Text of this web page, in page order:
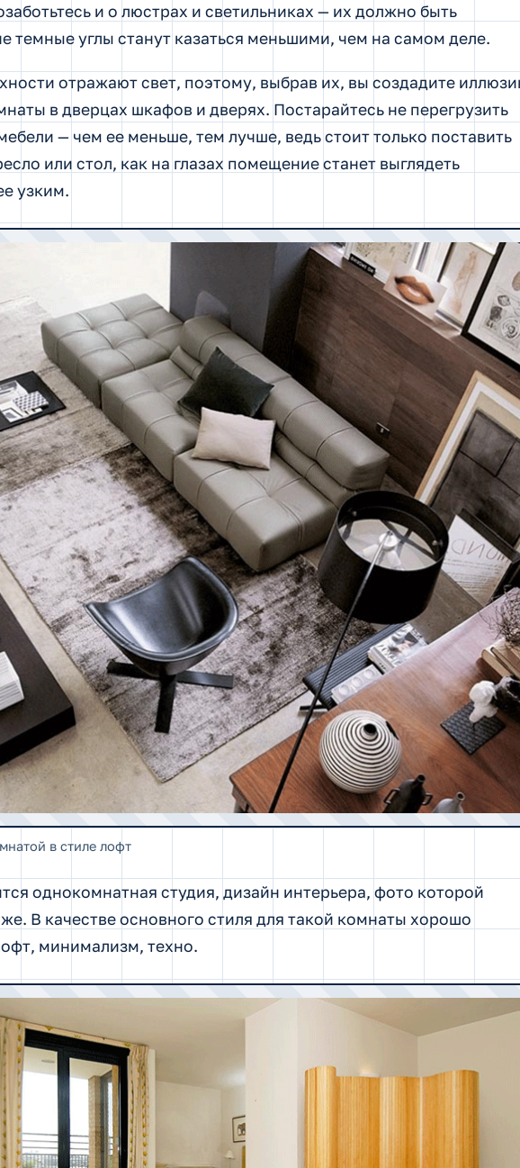
и о люстрах и светильниках — их должно быть
темные углы станут казаться меньшими, чем на самом деле.
отражают свет, поэтому, выбрав их, вы создадите
в дверцах шкафов и дверях. Постарайтесь не перегрузить
— чем ее меньше, тем лучше, ведь стоит только поставить
или стол, как на глазах помещение станет выглядеть
узким.
в стиле лофт
однокомнатная студия, дизайн интерьера, фото которой
В качестве основного стиля для такой комнаты хорошо
минимализм, техно.